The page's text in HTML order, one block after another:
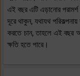
এই বছর এটি এড়ানোর
দূরে থাকুন, যথাযথ
করতে চান, তাহলে এই বছর
ক্ষতি হতে পারে।